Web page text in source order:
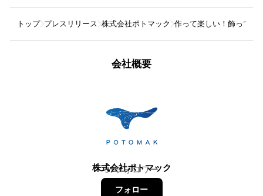
トップ プレスリリース 株式会社ポトマック 作って楽しい！飾って可
会社概要
株式会社ポトマック
97フォロワー
フォロー